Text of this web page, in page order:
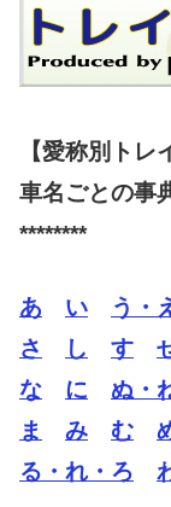
【愛称別ト
車名ごとの事
********
あ い う・
さ
し す
な
に ぬ・
ま
み む
る・れ・ろ